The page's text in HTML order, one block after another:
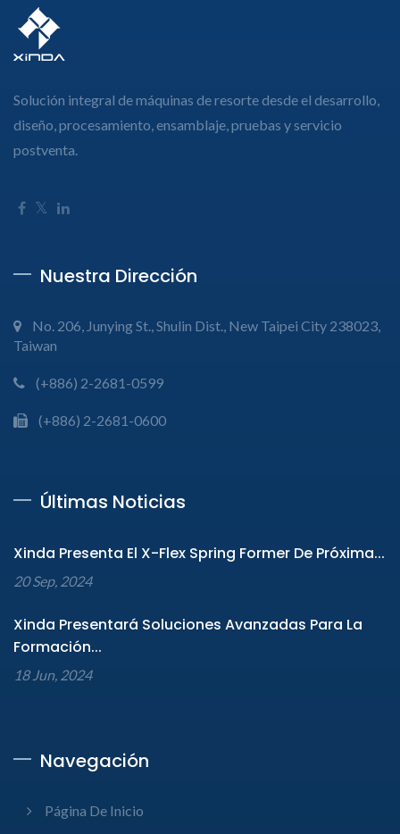
Solución integral de máquinas de resorte desde el desarrollo,
diseño, procesamiento, ensamblaje, pruebas y servicio
postventa.
Nuestra Dirección
No. 206, Junying St., Shulin Dist., New Taipei City 238023,
Taiwan
(+886) 2-2681-0599
(+886) 2-2681-0600
Últimas Noticias
Xinda Presenta El X-Flex Spring Former De Próxima...
20 Sep, 2024
Xinda Presentará Soluciones Avanzadas Para La
Formación...
18 Jun, 2024
Navegación
Página De Inicio